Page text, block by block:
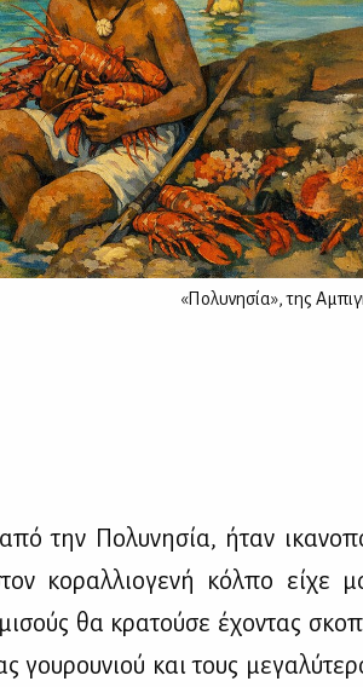
«Πολυνησία», της
την Πο­λυ­νη­σία, ήταν
κο­ραλ­λιο­γε­νή κόλ­πο εί­χε
θα κρα­τού­σε έχο­ντας
γου­ρου­νιού και τους